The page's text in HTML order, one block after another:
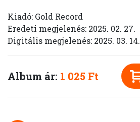
Kiadó: Gold Record
Eredeti megjelenés: 2025. 02. 27.
Digitális megjelenés: 2025. 03. 14.
Album ár: 1 025 Ft